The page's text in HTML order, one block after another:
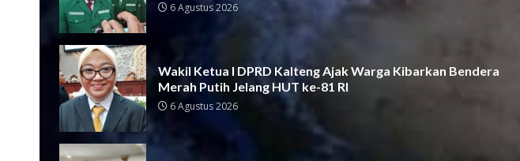
6 Agustus 2026
Wakil Ketua I DPRD Kalteng Ajak Warga Kibarkan Bendera
Merah Putih Jelang HUT ke-81 RI
6 Agustus 2026